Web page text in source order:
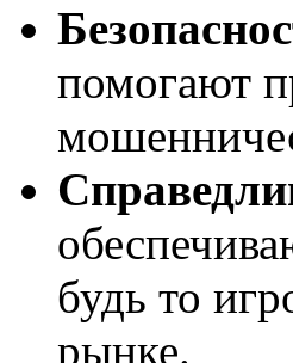
помогают
будь то
рынке.